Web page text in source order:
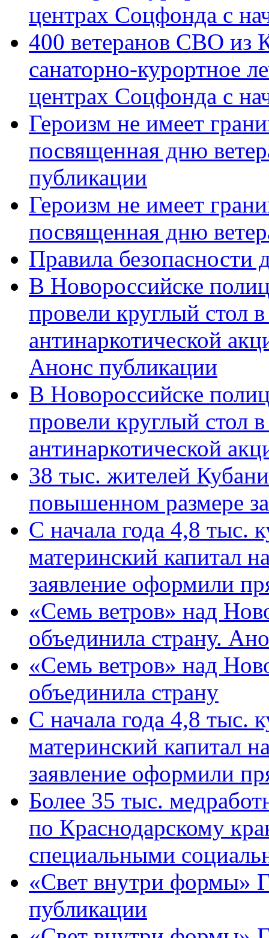
центрах Соцфонда с
400 ветеранов СВО из
санаторно-курортное
центрах Соцфонда с
Героизм не имеет
посвященная дню
публикации
Героизм не имеет
посвященная дню
Правила безопасности
В Новороссийске
провели круглый стол
антинаркотической
Анонс публикации
В Новороссийске
провели круглый стол
антинаркотической
38 тыс. жителей
повышенном размере
С начала года 4,8 тыс.
материнский капитал
заявление оформили
«Семь ветров» над
объединила страну.
«Семь ветров» над
объединила страну
С начала года 4,8 тыс.
материнский капитал
заявление оформили
Более 35 тыс.
по Краснодарскому
специальными
«Свет внутри формы»
публикации